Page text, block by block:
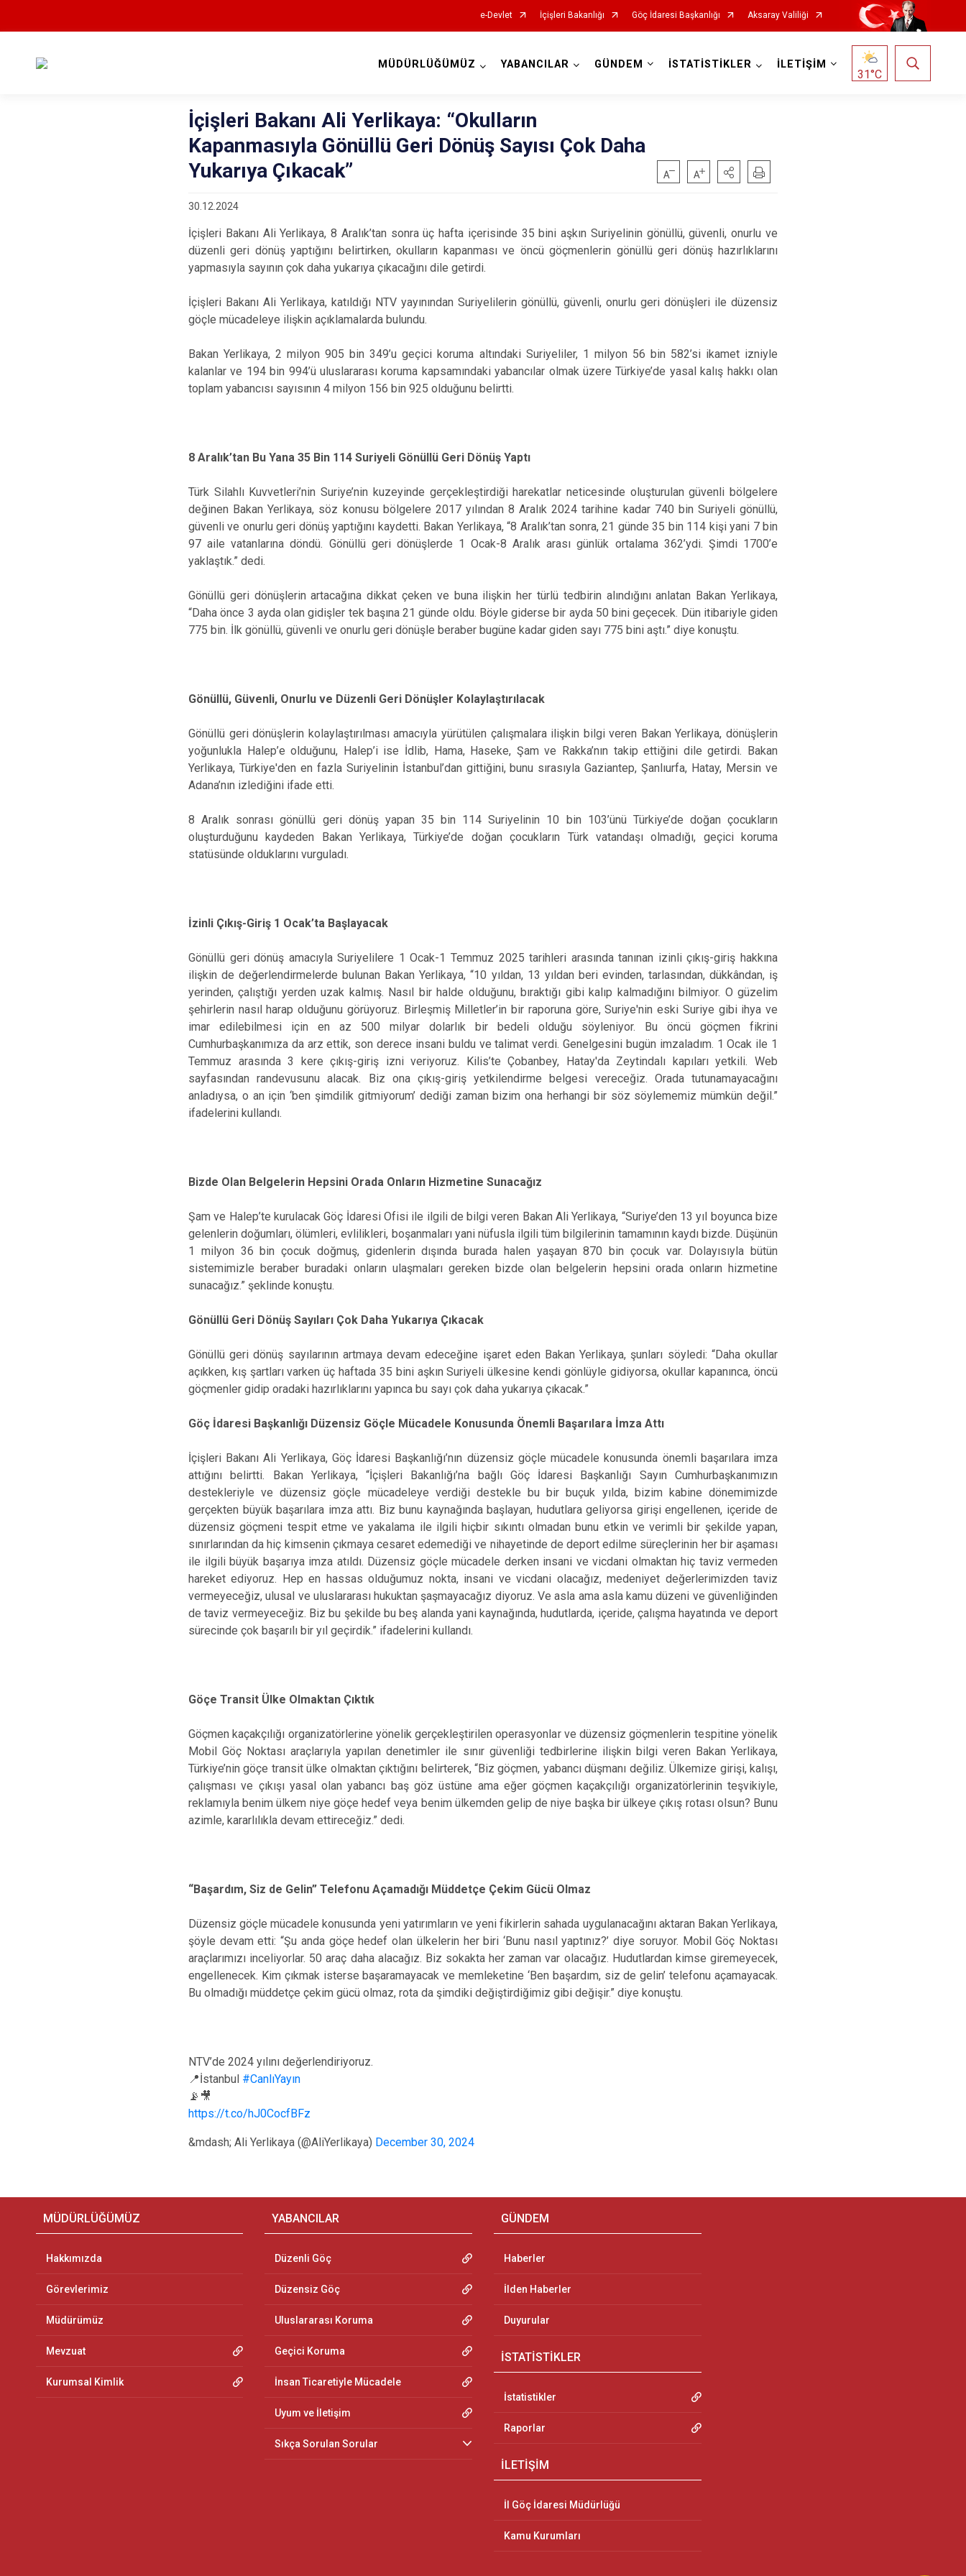
e-Devlet İçişleri Bakanlığı Göç İdaresi Başkanlığı Aksaray Valiliği
MÜDÜRLÜĞÜMÜZ YABANCILAR GÜNDEM İSTATİSTİKLER İLETİŞİM
31°C
İçişleri Bakanı Ali Yerlikaya: “Okulların
Kapanmasıyla Gönüllü Geri Dönüş Sayısı Çok Daha
Yukarıya Çıkacak”
30.12.2024
İçişleri Bakanı Ali Yerlikaya, 8 Aralık’tan sonra üç hafta içerisinde 35 bini aşkın Suriyelinin gönüllü, güvenli, onurlu ve
düzenli geri dönüş yaptığını belirtirken, okulların kapanması ve öncü göçmenlerin gönüllü geri dönüş hazırlıklarını
yapmasıyla sayının çok daha yukarıya çıkacağını dile getirdi.
İçişleri Bakanı Ali Yerlikaya, katıldığı NTV yayınından Suriyelilerin gönüllü, güvenli, onurlu geri dönüşleri ile düzensiz
göçle mücadeleye ilişkin açıklamalarda bulundu.
Bakan Yerlikaya, 2 milyon 905 bin 349’u geçici koruma altındaki Suriyeliler, 1 milyon 56 bin 582’si ikamet izniyle
kalanlar ve 194 bin 994’ü uluslararası koruma kapsamındaki yabancılar olmak üzere Türkiye’de yasal kalış hakkı olan
toplam yabancısı sayısının 4 milyon 156 bin 925 olduğunu belirtti.
8 Aralık’tan Bu Yana 35 Bin 114 Suriyeli Gönüllü Geri Dönüş Yaptı
Türk Silahlı Kuvvetleri’nin Suriye’nin kuzeyinde gerçekleştirdiği harekatlar neticesinde oluşturulan güvenli bölgelere
değinen Bakan Yerlikaya, söz konusu bölgelere 2017 yılından 8 Aralık 2024 tarihine kadar 740 bin Suriyeli gönüllü,
güvenli ve onurlu geri dönüş yaptığını kaydetti. Bakan Yerlikaya, “8 Aralık’tan sonra, 21 günde 35 bin 114 kişi yani 7 bin
97 aile vatanlarına döndü. Gönüllü geri dönüşlerde 1 Ocak-8 Aralık arası günlük ortalama 362’ydi. Şimdi 1700’e
yaklaştık.” dedi.
Gönüllü geri dönüşlerin artacağına dikkat çeken ve buna ilişkin her türlü tedbirin alındığını anlatan Bakan Yerlikaya,
“Daha önce 3 ayda olan gidişler tek başına 21 günde oldu. Böyle giderse bir ayda 50 bini geçecek. Dün itibariyle giden
775 bin. İlk gönüllü, güvenli ve onurlu geri dönüşle beraber bugüne kadar giden sayı 775 bini aştı.” diye konuştu.
Gönüllü, Güvenli, Onurlu ve Düzenli Geri Dönüşler Kolaylaştırılacak
Gönüllü geri dönüşlerin kolaylaştırılması amacıyla yürütülen çalışmalara ilişkin bilgi veren Bakan Yerlikaya, dönüşlerin
yoğunlukla Halep’e olduğunu, Halep’i ise İdlib, Hama, Haseke, Şam ve Rakka’nın takip ettiğini dile getirdi. Bakan
Yerlikaya, Türkiye'den en fazla Suriyelinin İstanbul’dan gittiğini, bunu sırasıyla Gaziantep, Şanlıurfa, Hatay, Mersin ve
Adana’nın izlediğini ifade etti.
8 Aralık sonrası gönüllü geri dönüş yapan 35 bin 114 Suriyelinin 10 bin 103’ünü Türkiye’de doğan çocukların
oluşturduğunu kaydeden Bakan Yerlikaya, Türkiye’de doğan çocukların Türk vatandaşı olmadığı, geçici koruma
statüsünde olduklarını vurguladı.
İzinli Çıkış-Giriş 1 Ocak’ta Başlayacak
Gönüllü geri dönüş amacıyla Suriyelilere 1 Ocak-1 Temmuz 2025 tarihleri arasında tanınan izinli çıkış-giriş hakkına
ilişkin de değerlendirmelerde bulunan Bakan Yerlikaya, “10 yıldan, 13 yıldan beri evinden, tarlasından, dükkândan, iş
yerinden, çalıştığı yerden uzak kalmış. Nasıl bir halde olduğunu, bıraktığı gibi kalıp kalmadığını bilmiyor. O güzelim
şehirlerin nasıl harap olduğunu görüyoruz. Birleşmiş Milletler’in bir raporuna göre, Suriye'nin eski Suriye gibi ihya ve
imar edilebilmesi için en az 500 milyar dolarlık bir bedeli olduğu söyleniyor. Bu öncü göçmen fikrini
Cumhurbaşkanımıza da arz ettik, son derece insani buldu ve talimat verdi. Genelgesini bugün imzaladım. 1 Ocak ile 1
Temmuz arasında 3 kere çıkış-giriş izni veriyoruz. Kilis’te Çobanbey, Hatay'da Zeytindalı kapıları yetkili. Web
sayfasından randevusunu alacak. Biz ona çıkış-giriş yetkilendirme belgesi vereceğiz. Orada tutunamayacağını
anladıysa, o an için ‘ben şimdilik gitmiyorum’ dediği zaman bizim ona herhangi bir söz söylememiz mümkün değil.”
ifadelerini kullandı.
Bizde Olan Belgelerin Hepsini Orada Onların Hizmetine Sunacağız
Şam ve Halep’te kurulacak Göç İdaresi Ofisi ile ilgili de bilgi veren Bakan Ali Yerlikaya, “Suriye’den 13 yıl boyunca bize
gelenlerin doğumları, ölümleri, evlilikleri, boşanmaları yani nüfusla ilgili tüm bilgilerinin tamamının kaydı bizde. Düşünün
1 milyon 36 bin çocuk doğmuş, gidenlerin dışında burada halen yaşayan 870 bin çocuk var. Dolayısıyla bütün
sistemimizle beraber buradaki onların ulaşmaları gereken bizde olan belgelerin hepsini orada onların hizmetine
sunacağız.” şeklinde konuştu.
Gönüllü Geri Dönüş Sayıları Çok Daha Yukarıya Çıkacak
Gönüllü geri dönüş sayılarının artmaya devam edeceğine işaret eden Bakan Yerlikaya, şunları söyledi: “Daha okullar
açıkken, kış şartları varken üç haftada 35 bini aşkın Suriyeli ülkesine kendi gönlüyle gidiyorsa, okullar kapanınca, öncü
göçmenler gidip oradaki hazırlıklarını yapınca bu sayı çok daha yukarıya çıkacak.”
Göç İdaresi Başkanlığı Düzensiz Göçle Mücadele Konusunda Önemli Başarılara İmza Attı
İçişleri Bakanı Ali Yerlikaya, Göç İdaresi Başkanlığı’nın düzensiz göçle mücadele konusunda önemli başarılara imza
attığını belirtti. Bakan Yerlikaya, “İçişleri Bakanlığı’na bağlı Göç İdaresi Başkanlığı Sayın Cumhurbaşkanımızın
destekleriyle ve düzensiz göçle mücadeleye verdiği destekle bu bir buçuk yılda, bizim kabine dönemimizde
gerçekten büyük başarılara imza attı. Biz bunu kaynağında başlayan, hudutlara geliyorsa girişi engellenen, içeride de
düzensiz göçmeni tespit etme ve yakalama ile ilgili hiçbir sıkıntı olmadan bunu etkin ve verimli bir şekilde yapan,
sınırlarından da hiç kimsenin çıkmaya cesaret edemediği ve nihayetinde de deport edilme süreçlerinin her bir aşaması
ile ilgili büyük başarıya imza atıldı. Düzensiz göçle mücadele derken insani ve vicdani olmaktan hiç taviz vermeden
hareket ediyoruz. Hep en hassas olduğumuz nokta, insani ve vicdani olacağız, medeniyet değerlerimizden taviz
vermeyeceğiz, ulusal ve uluslararası hukuktan şaşmayacağız diyoruz. Ve asla ama asla kamu düzeni ve güvenliğinden
de taviz vermeyeceğiz. Biz bu şekilde bu beş alanda yani kaynağında, hudutlarda, içeride, çalışma hayatında ve deport
sürecinde çok başarılı bir yıl geçirdik.” ifadelerini kullandı.
Göçe Transit Ülke Olmaktan Çıktık
Göçmen kaçakçılığı organizatörlerine yönelik gerçekleştirilen operasyonlar ve düzensiz göçmenlerin tespitine yönelik
Mobil Göç Noktası araçlarıyla yapılan denetimler ile sınır güvenliği tedbirlerine ilişkin bilgi veren Bakan Yerlikaya,
Türkiye’nin göçe transit ülke olmaktan çıktığını belirterek, “Biz göçmen, yabancı düşmanı değiliz. Ülkemize girişi, kalışı,
çalışması ve çıkışı yasal olan yabancı baş göz üstüne ama eğer göçmen kaçakçılığı organizatörlerinin teşvikiyle,
reklamıyla benim ülkem niye göçe hedef veya benim ülkemden gelip de niye başka bir ülkeye çıkış rotası olsun? Bunu
azimle, kararlılıkla devam ettireceğiz.” dedi.
“Başardım, Siz de Gelin” Telefonu Açamadığı Müddetçe Çekim Gücü Olmaz
Düzensiz göçle mücadele konusunda yeni yatırımların ve yeni fikirlerin sahada uygulanacağını aktaran Bakan Yerlikaya,
şöyle devam etti: “Şu anda göçe hedef olan ülkelerin her biri ‘Bunu nasıl yaptınız?’ diye soruyor. Mobil Göç Noktası
araçlarımızı inceliyorlar. 50 araç daha alacağız. Biz sokakta her zaman var olacağız. Hudutlardan kimse giremeyecek,
engellenecek. Kim çıkmak isterse başaramayacak ve memleketine ‘Ben başardım, siz de gelin’ telefonu açamayacak.
Bu olmadığı müddetçe çekim gücü olmaz, rota da şimdiki değiştirdiğimiz gibi değişir.” diye konuştu.
NTV’de 2024 yılını değerlendiriyoruz.
📍İstanbul #CanlıYayın
📡🎥
https://t.co/hJ0CocfBFz
&mdash; Ali Yerlikaya (@AliYerlikaya) December 30, 2024
MÜDÜRLÜĞÜMÜZ
Hakkımızda
Görevlerimiz
Müdürümüz
Mevzuat
Kurumsal Kimlik
YABANCILAR
Düzenli Göç
Düzensiz Göç
Uluslararası Koruma
Geçici Koruma
İnsan Ticaretiyle Mücadele
Uyum ve İletişim
Sıkça Sorulan Sorular
GÜNDEM
Haberler
İlden Haberler
Duyurular
İSTATİSTİKLER
İstatistikler
Raporlar
İLETİŞİM
İl Göç İdaresi Müdürlüğü
Kamu Kurumları